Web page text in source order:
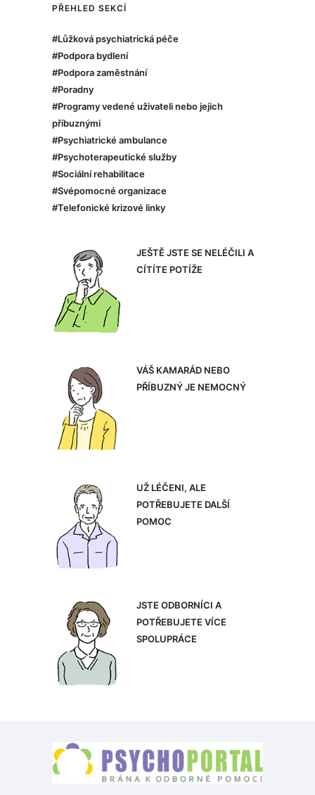
PŘEHLED SEKCÍ
#Lůžková psychiatrická péče
#Podpora bydlení
#Podpora zaměstnání
#Poradny
#Programy vedené uživateli nebo jejich
příbuznými
#Psychiatrické ambulance
#Psychoterapeutické služby
#Sociální rehabilitace
#Svépomocné organizace
#Telefonické krizové linky
JEŠTĚ JSTE SE NELÉČILI A
CÍTÍTE POTÍŽE
VÁŠ KAMARÁD NEBO
PŘÍBUZNÝ JE NEMOCNÝ
UŽ LÉČENI, ALE
POTŘEBUJETE DALŠÍ
POMOC
JSTE ODBORNÍCI A
POTŘEBUJETE VÍCE
SPOLUPRÁCE